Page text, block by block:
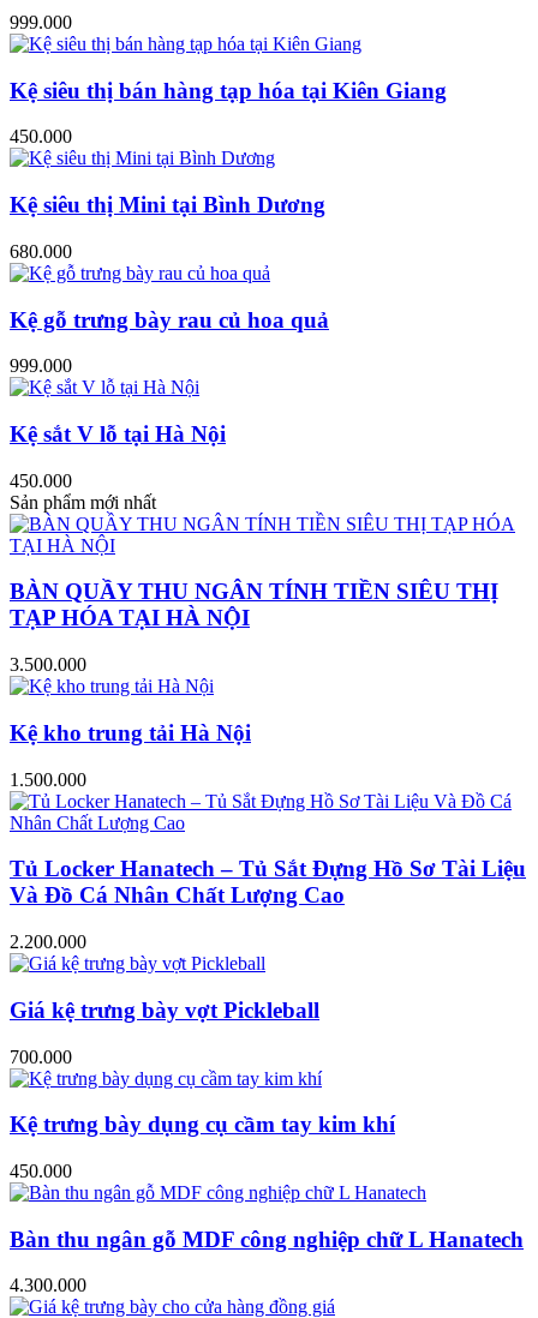
999.000
Kệ siêu thị bán hàng tạp hóa tại Kiên Giang
450.000
Kệ siêu thị Mini tại Bình Dương
680.000
Kệ gỗ trưng bày rau củ hoa quả
999.000
Kệ sắt V lỗ tại Hà Nội
450.000
Sản phẩm mới nhất
BÀN QUẦY THU NGÂN TÍNH TIỀN SIÊU THỊ
TẠP HÓA TẠI HÀ NỘI
3.500.000
Kệ kho trung tải Hà Nội
1.500.000
Tủ Locker Hanatech – Tủ Sắt Đựng Hồ Sơ Tài Liệu
Và Đồ Cá Nhân Chất Lượng Cao
2.200.000
Giá kệ trưng bày vợt Pickleball
700.000
Kệ trưng bày dụng cụ cầm tay kim khí
450.000
Bàn thu ngân gỗ MDF công nghiệp chữ L Hanatech
4.300.000